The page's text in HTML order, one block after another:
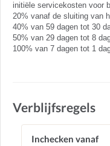
initiële servicekosten voor
20% vanaf de sluiting van
40% van 59 dagen tot 30
50% van 29 dagen tot 8
100% van 7 dagen tot 1
Verblijfsregels
Inchecken vanaf